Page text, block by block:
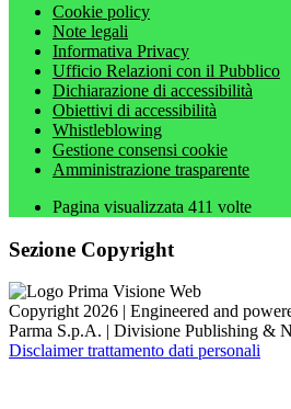
Cookie policy
Note legali
Informativa Privacy
Ufficio Relazioni con il Pubblico
Dichiarazione di accessibilità
Obiettivi di accessibilità
Whistleblowing
Gestione consensi cookie
Amministrazione trasparente
Pagina visualizzata 411 volte
Sezione Copyright
Copyright 2026 | Engineered and
Parma S.p.A. | Divisione Publishing &
Disclaimer trattamento dati personali